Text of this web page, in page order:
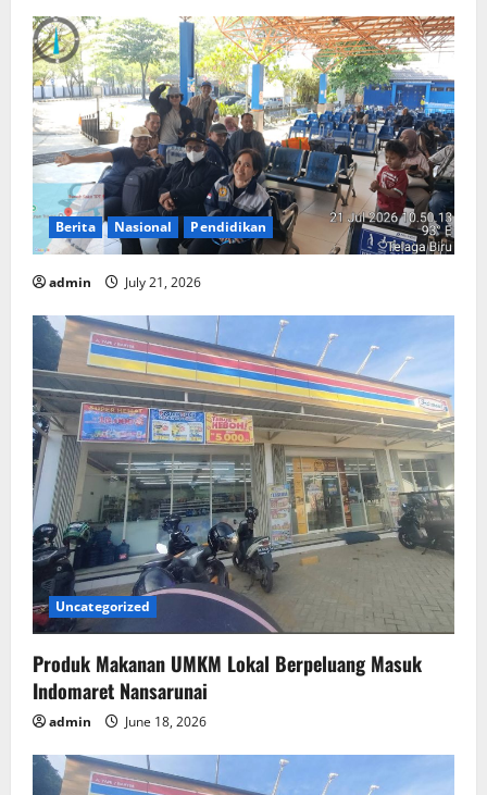
Berita Nasional Pendidikan
admin July 21, 2026
Uncategorized
Produk Makanan UMKM Lokal Berpeluang Masuk
Indomaret Nansarunai
admin June 18, 2026